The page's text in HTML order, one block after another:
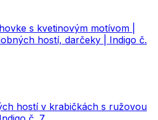
s kvetinovým motívom |
hostí, darčeky | Indigo č.
hostí v krabičkách s ružovou